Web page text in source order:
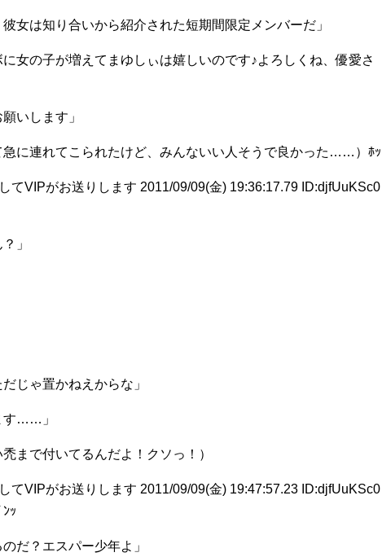
女は知り合いから紹介された短期間限定メンバーだ」
女の子が増えてまゆしぃは嬉しいのです♪よろしくね、優愛さ
いします」
に連れてこられたけど、みんないい人そうで良かった……）ﾎｯ
てVIPがお送りします 2011/09/09(金) 19:36:17.79 ID:djfUuKSc0
」
じゃ置かねえからな」
す……」
まで付いてるんだよ！クソっ！）
てVIPがお送りします 2011/09/09(金) 19:47:57.23 ID:djfUuKSc0
ｯ
だ？エスパー少年よ」